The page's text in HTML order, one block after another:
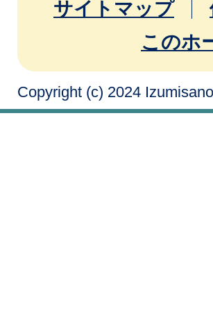
サイトマップ
このホ
Copyright (c) 2024